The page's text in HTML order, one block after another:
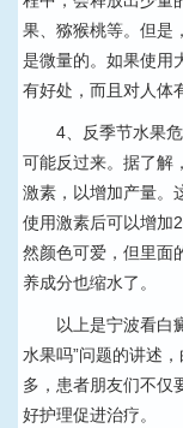
果、猕猴桃等。但是
是微量的。如果使用
有好处，而且对人体
4、反季节水果危
可能反过来。据了解
激素，以增加产量。
使用激素后可以增加
然颜色可爱，但里面
养成分也缩水了。
以上是宁波看白癜
水果吗”问题的讲述
多，患者朋友们不仅
好护理促进治疗。